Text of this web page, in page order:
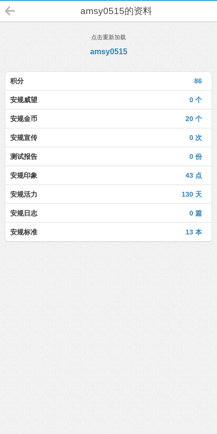
amsy0515的资料
点击重新加载
amsy0515
86
积分
0 个
安规威望
20 个
安规金币
0 次
安规宣传
0 份
测试报告
43 点
安规印象
130 天
安规活力
0 篇
安规日志
13 本
安规标准